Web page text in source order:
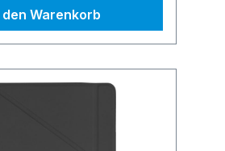
den Warenkorb